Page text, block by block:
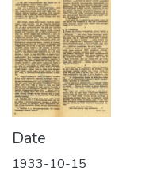
Date
1933-10-15